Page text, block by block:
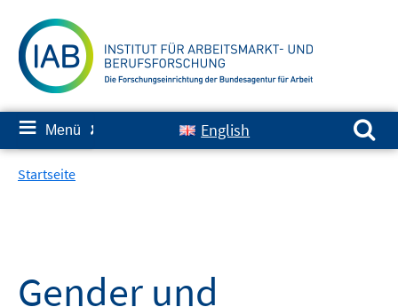
zum
Inhalt
≡ Menü ✘ English
Suchen nach:
Startseite
Gender und